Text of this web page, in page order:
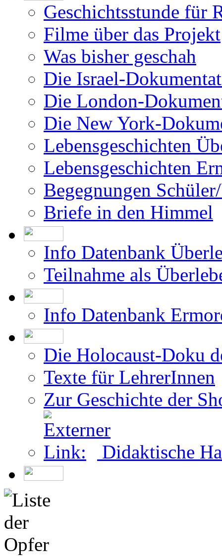
Geschichtsstunde für
Filme über das Projekt
Was bisher geschah
Die Israel-
Die London-
Die New York-
Lebensgeschichten
Lebensgeschichten
Begegnungen
Briefe in den Himmel
Info Datenbank
Teilnahme als
Info Datenbank
Die Holocaust-Doku
Texte für LehrerInnen
Zur Geschichte der
Didaktische